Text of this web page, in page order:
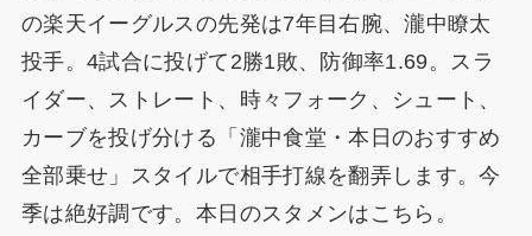
の楽天イーグルスの先発は7年目右腕、瀧中瞭太
投手。4試合に投げて2勝1敗、防御率1.69。スラ
イダー、ストレート、時々フォーク、シュート、
カーブを投げ分ける「瀧中食堂・本日のおすすめ
全部乗せ」スタイルで相手打線を翻弄します。今
季は絶好調です。本日のスタメンはこちら。